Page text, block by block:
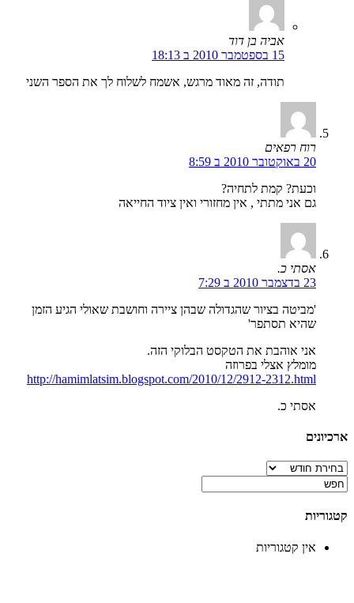
אביה בן דוד
15 בספטמבר 2010 ב 18:13
תודה, זה מאוד מרגש, אשמח לשלוח לך את הספר השני
רוח רפאים
20 באוקטובר 2010 ב 8:59
וכעת? קמת לתחיה?
גם אני מתתי , אין מחזורי ואין ציוד החייאה
אסתי כ.
23 בדצמבר 2010 ב 7:29
'מביטה בציור שהגדולה שבהן ציירה וחושבת שאולי הגיע הזמן
שהיא תסתפר'
אני אוהבת את הטקסט הבלוקי הזה.
מומלץ אצלי בפרוזה
http://hamimlatsim.blogspot.com/2010/12/2912-2312.html
אסתי כ.
ארכיונים
ארכיונים
קטגוריות
אין קטגוריות